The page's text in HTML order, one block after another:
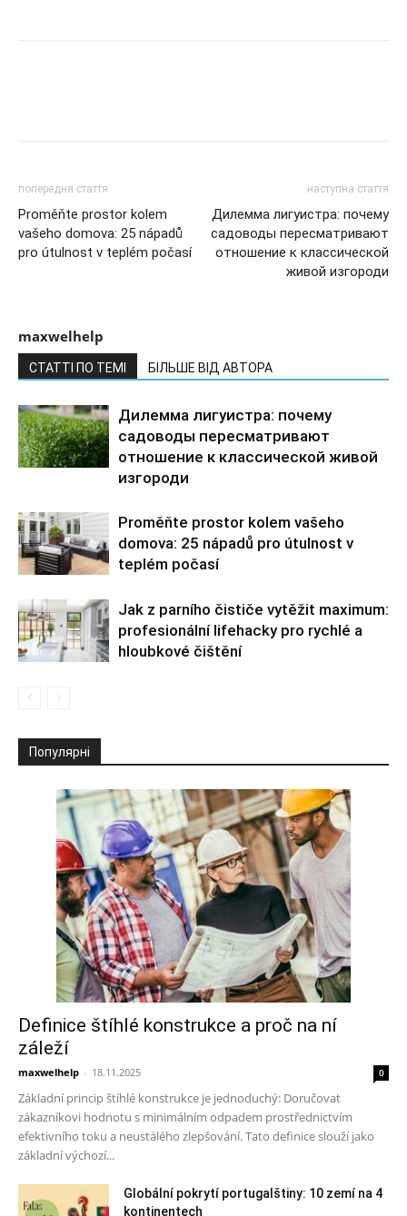
попередня стаття
Proměňte prostor kolem
vašeho domova: 25 nápadů
pro útulnost v teplém počasí
наступна стаття
Дилемма лигуистра: почему
садоводы пересматривают
отношение к классической
живой изгороди
maxwelhelp
СТАТТІ ПО ТЕМІ БІЛЬШЕ ВІД АВТОРА
Дилемма лигуистра: почему
садоводы пересматривают
отношение к классической живой
изгороди
Proměňte prostor kolem vašeho
domova: 25 nápadů pro útulnost v
teplém počasí
Jak z parního čističe vytěžit maximum:
profesionální lifehacky pro rychlé a
hloubkové čištění
Популярні
Definice štíhlé konstrukce a proč na ní
záleží
maxwelhelp - 18.11.2025 0
Základní princip štíhlé konstrukce je jednoduchý: Doručovat
zákazníkovi hodnotu s minimálním odpadem prostřednictvím
efektivního toku a neustálého zlepšování. Tato definice slouží jako
základní výchozí...
Globální pokrytí portugalštiny: 10 zemí na 4
kontinentech